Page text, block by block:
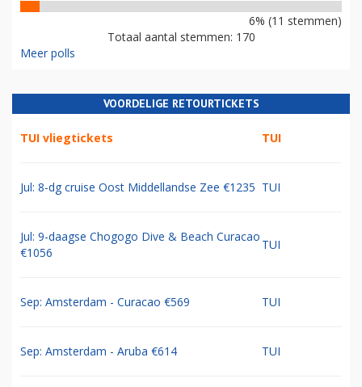
6% (11 stemmen)
Totaal aantal stemmen: 170
Meer polls
VOORDELIGE RETOURTICKETS
TUI vliegtickets TUI
Jul: 8-dg cruise Oost Middellandse Zee €1235 TUI
Jul: 9-daagse Chogogo Dive & Beach Curacao
€1056
TUI
Sep: Amsterdam - Curacao €569 TUI
Sep: Amsterdam - Aruba €614 TUI